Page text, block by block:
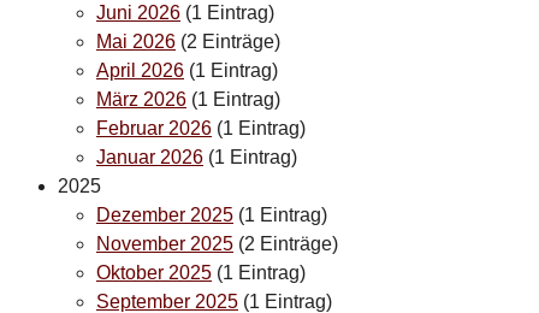
Juni 2026 (1 Eintrag)
Mai 2026 (2 Einträge)
April 2026 (1 Eintrag)
März 2026 (1 Eintrag)
Februar 2026 (1 Eintrag)
Januar 2026 (1 Eintrag)
2025
Dezember 2025 (1 Eintrag)
November 2025 (2 Einträge)
Oktober 2025 (1 Eintrag)
September 2025 (1 Eintrag)